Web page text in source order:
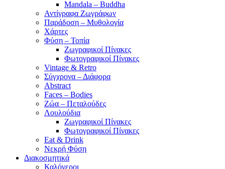
Mandala – Buddha
Αντίγραφα Ζωγράφων
Παράδοση – Μυθολογία
Χάρτες
Φύση – Τοπία
Ζωγραφικοί Πίνακες
Φωτογραφικοί Πίνακες
Vintage & Retro
Σύγχρονα – Διάφορα
Abstract
Faces – Bodies
Ζώα – Πεταλούδες
Λουλούδια
Ζωγραφικοί Πίνακες
Φωτογραφικοί Πίνακες
Eat & Drink
Νεκρή Φύση
Διακοσμητικά
Καλόγεροι